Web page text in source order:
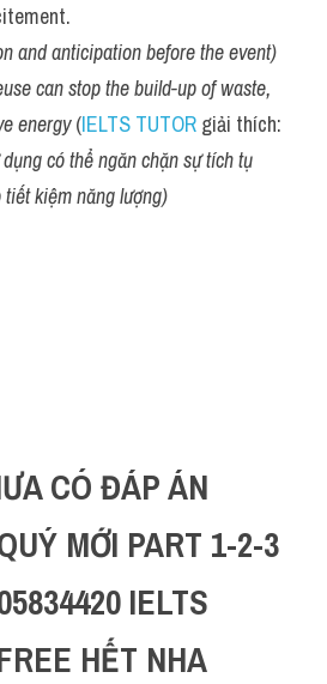
and anticipation before the event)
can stop the build-up of waste,
energy (IELTS TUTOR
có thể ngăn chặn sự tích tụ
kiệm năng lượng)
CÓ ĐÁP ÁN
MỚI PART 1-2-3
IELTS
HẾT NHA